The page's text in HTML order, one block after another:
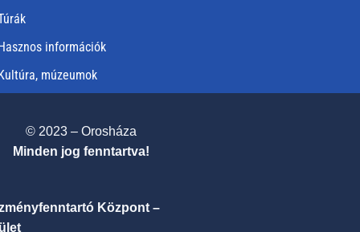
információk
múzeumok
© 2023 – Orosháza
Minden jog fenntartva!
Központ –